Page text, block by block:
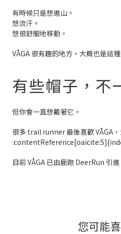
有時候只是想進山。
想流汗。
想很舒服地移動。
VÅGA 很有趣的地方，大概也是這種
有些帽子，不
但你會一直想戴著它。
很多 trail runner 最後喜歡 VÅGA，
目前 VÅGA 已由鹿跑 DeerRun 引
您可能